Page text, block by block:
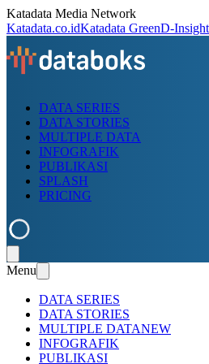
Katadata Media Network
Katadata.co.idKatadata GreenD-
DATA SERIES
DATA STORIES
MULTIPLE DATA
INFOGRAFIK
PUBLIKASI
SPLASH
PRICING
Menu
DATA SERIES
DATA STORIES
MULTIPLE DATANEW
INFOGRAFIK
PUBLIKASI